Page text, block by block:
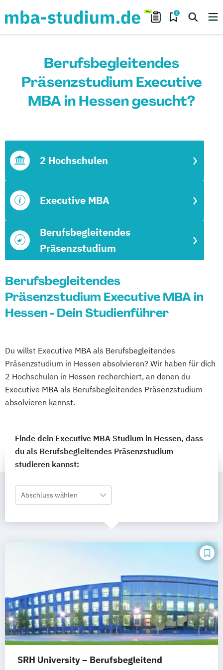
0
Berufsbegleitendes
Präsenzstudium Executive
MBA in Hessen gesucht?
Berufsbegleitendes
Präsenzstudium
Executive MBA
2 Hochschulen
Berufsbegleitendes
Präsenzstudium Executive MBA in
Hessen - Dein Studienführer
Du willst Executive MBA als Berufsbegleitendes
Präsenzstudium in Hessen absolvieren? Wir haben für dich
2 Hochschulen in Hessen recherchiert, an denen du
Executive MBA als Berufsbegleitendes Präsenzstudium
absolvieren kannst.
Finde dein Executive MBA Studium in Hessen, dass
du als Berufsbegleitendes Präsenzstudium
studieren kannst:
Abschluss wählen
SRH University – Berufsbegleitend